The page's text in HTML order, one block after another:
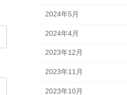
2024年5月
2024年4月
2023年12月
2023年11月
2023年10月